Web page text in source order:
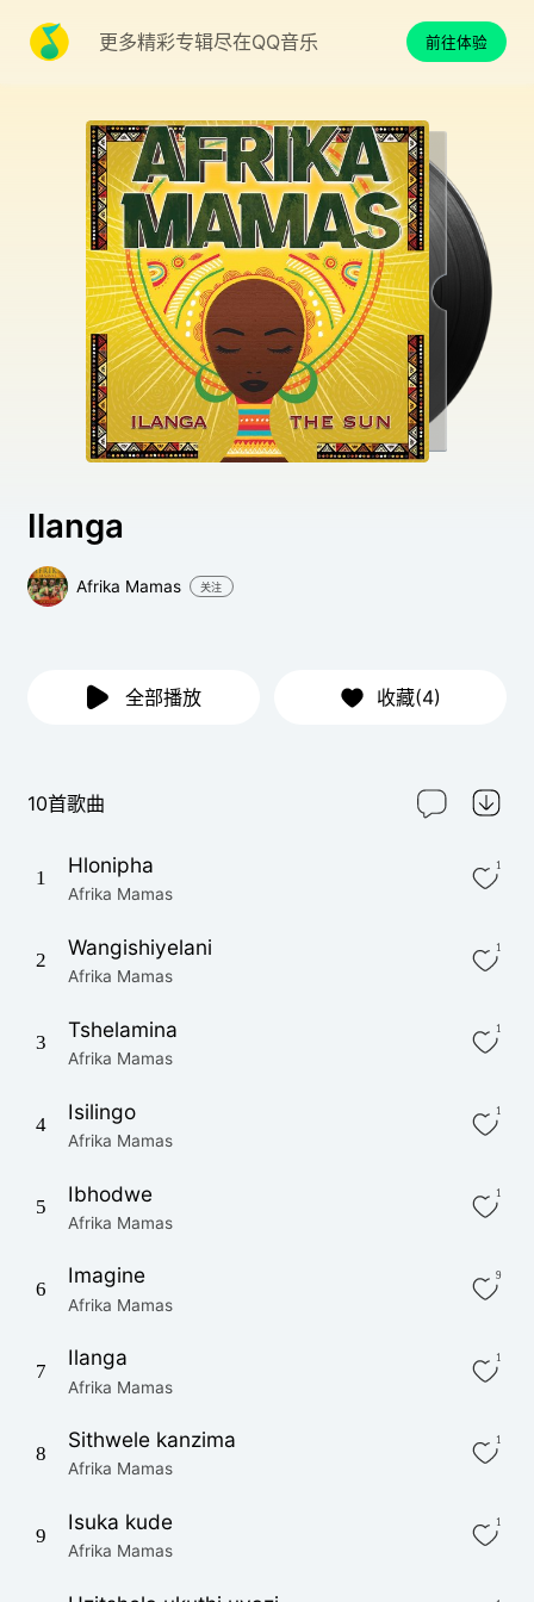
更多精彩专辑尽在QQ音乐 前往体验
Ilanga
Afrika Mamas 关注
全部播放 收藏(4)
10首歌曲
1
Hlonipha
Afrika Mamas
1
2
Wangishiyelani
Afrika Mamas
1
3
Tshelamina
Afrika Mamas
1
4
Isilingo
Afrika Mamas
1
5
Ibhodwe
Afrika Mamas
1
6
Imagine
Afrika Mamas
9
7
Ilanga
Afrika Mamas
1
8
Sithwele kanzima
Afrika Mamas
1
9
Isuka kude
Afrika Mamas
1